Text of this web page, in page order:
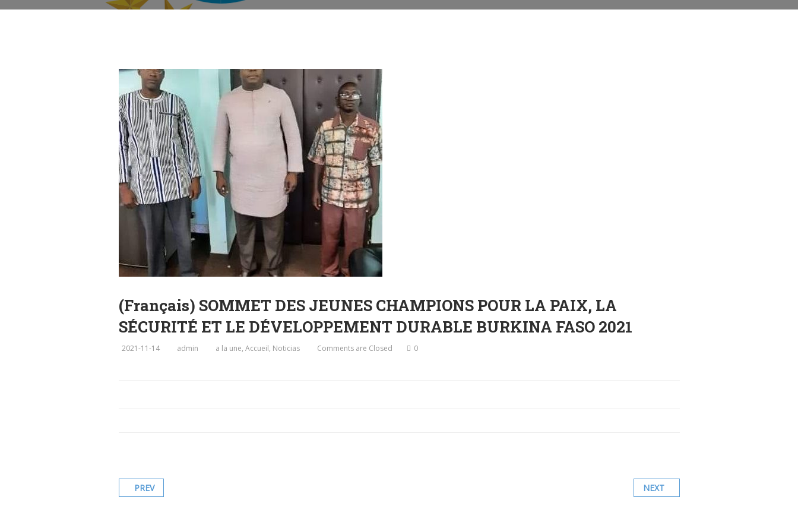
(Français) SOMMET DES JEUNES CHAMPIONS POUR LA PAIX, LA
SÉCURITÉ ET LE DÉVELOPPEMENT DURABLE BURKINA FASO 2021
2021-11-14 admin a la une, Accueil, Noticias Comments are Closed 0
PREV NEXT